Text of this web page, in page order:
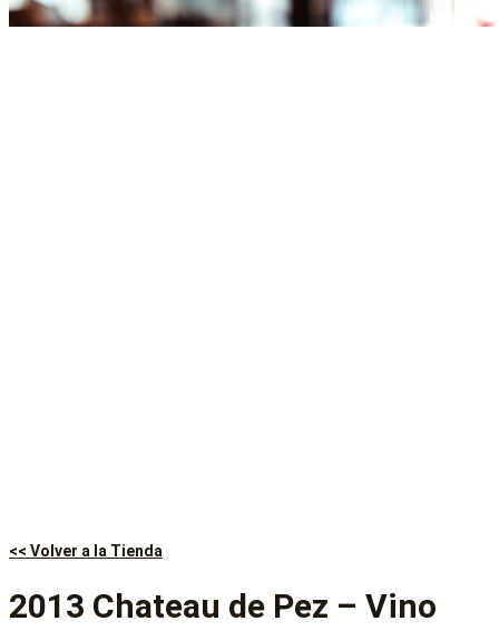
<< Volver a la Tienda
2013 Chateau de Pez – Vino